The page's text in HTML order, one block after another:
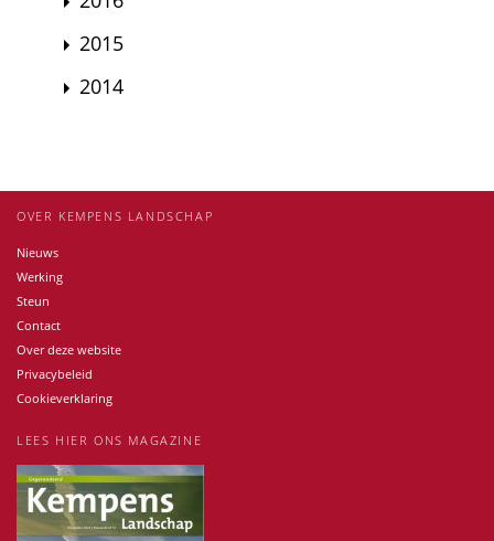
2015
2014
OVER KEMPENS LANDSCHAP
Nieuws
Werking
Steun
Contact
Over deze website
Privacybeleid
Cookieverklaring
LEES HIER ONS MAGAZINE